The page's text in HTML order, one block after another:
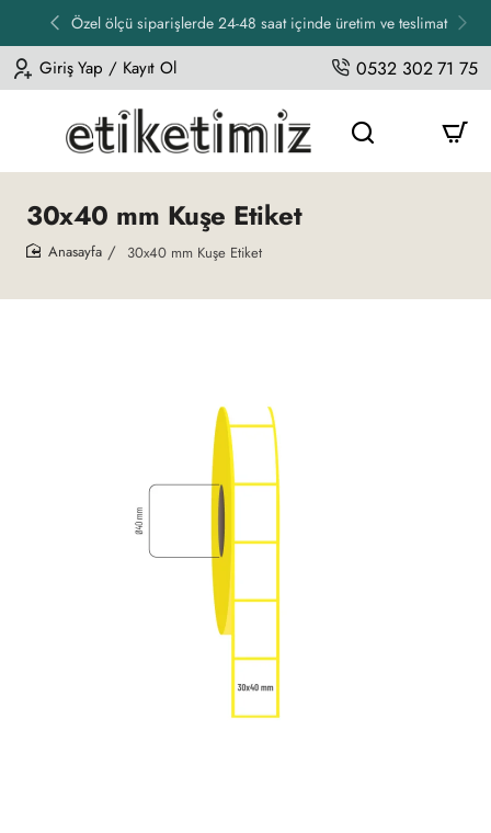
Özel ölçü siparişlerde 24-48 saat içinde üretim ve teslimat
Giriş Yap / Kayıt Ol 0532 302 71 75
30x40 mm Kuşe Etiket
30x40 mm Kuşe Etiket